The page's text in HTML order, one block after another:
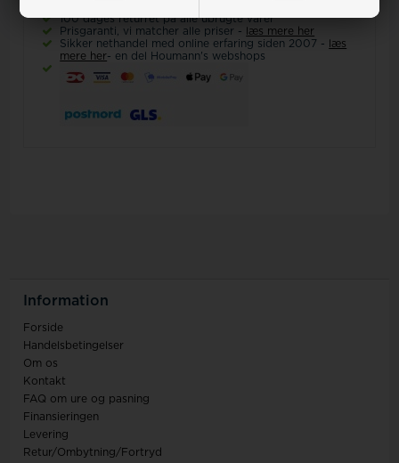
100 dages returret på alle ubrugte varer
Prisgaranti, vi matcher alle priser -
læs mere her
Sikker nethandel med online erfaring siden 2007 -
læs
mere her- en del Houmann's webshops
Information
Forside
Handelsbetingelser
Om os
Kontakt
FAQ om ure og pasning
Finansieringen
Levering
Retur/Ombytning/Fortryd